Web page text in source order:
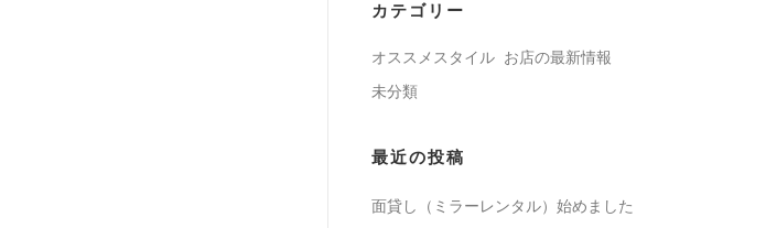
カテゴリー
オススメスタイル お店の最新情報
未分類
最近の投稿
面貸し（ミラーレンタル）始めました